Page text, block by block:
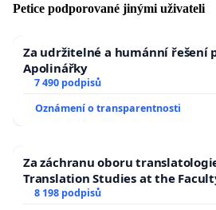
Petice podporované jinými uživateli
Za udržitelné a humánní řešení
Apolinářky
7 490 podpisů
Oznámení o transparentnosti
Za záchranu oboru
Translation Studies at the
University
8 198 podpisů